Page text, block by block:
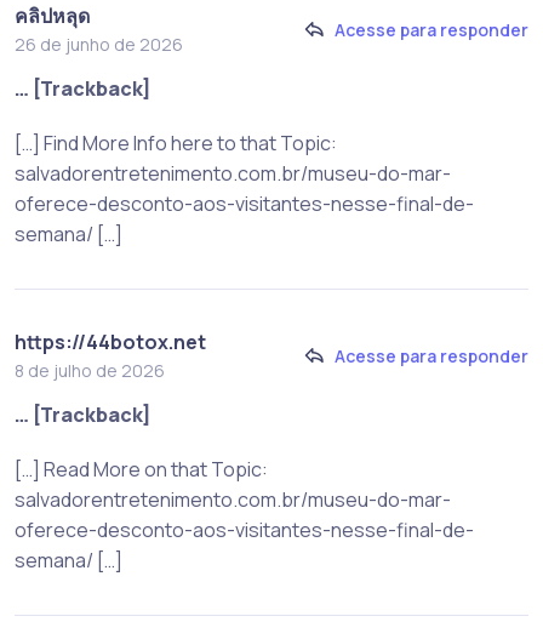
คลิปหลุด
26 de junho de 2026
Acesse para responder
… [Trackback]
[…] Find More Info here to that Topic:
salvadorentretenimento.com.br/museu-do-mar-
oferece-desconto-aos-visitantes-nesse-final-de-
semana/ […]
https://44botox.net
8 de julho de 2026
Acesse para responder
… [Trackback]
[…] Read More on that Topic:
salvadorentretenimento.com.br/museu-do-mar-
oferece-desconto-aos-visitantes-nesse-final-de-
semana/ […]